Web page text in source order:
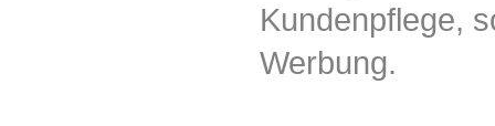
Kundenpflege,
Werbung.